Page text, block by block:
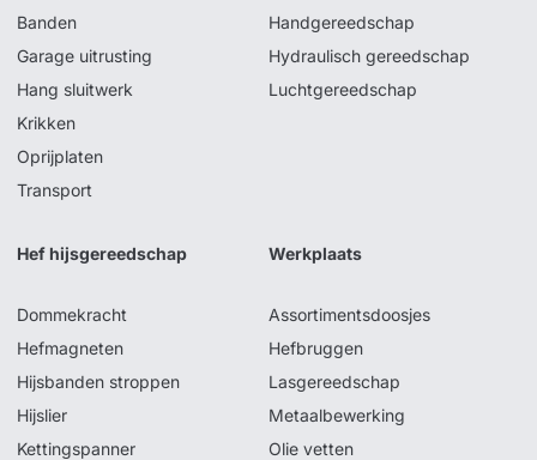
Banden
Garage uitrusting
Hang sluitwerk
Krikken
Oprijplaten
Transport
Handgereedschap
Hydraulisch gereedschap
Luchtgereedschap
Hef hijsgereedschap
Dommekracht
Hefmagneten
Hijsbanden stroppen
Hijslier
Kettingspanner
Werkplaats
Assortimentsdoosjes
Hefbruggen
Lasgereedschap
Metaalbewerking
Olie vetten